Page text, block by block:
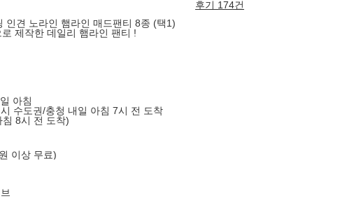
후기 174건
인견 노라인 햄라인 매드팬티 8종 (택1)
제작한 데일리 햄라인 팬티 !
아침
수도권/충청 내일 아침 7시 전 도착
8시 전 도착)
이상 무료)